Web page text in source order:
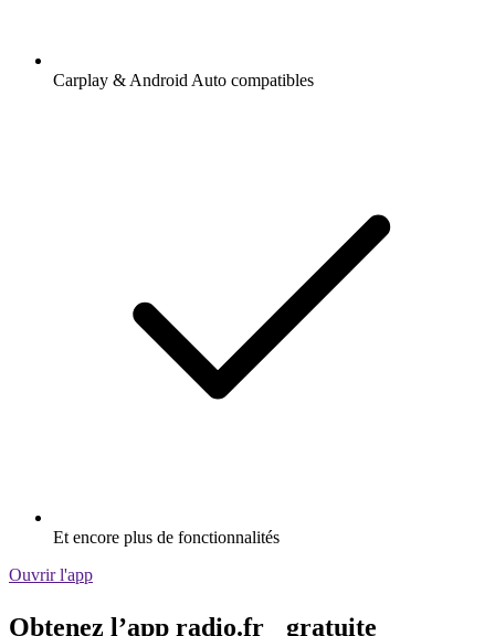
Carplay & Android Auto compatibles
Et encore plus de fonctionnalités
Ouvrir l'app
Obtenez l’app radio.fr gratuite